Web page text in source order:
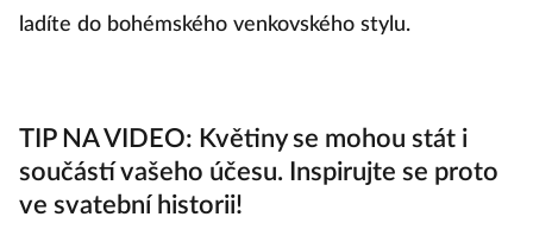
ladíte do bohémského venkovského stylu.
TIP NA VIDEO: Květiny se mohou stát i
součástí vašeho účesu. Inspirujte se proto
ve svatební historii!